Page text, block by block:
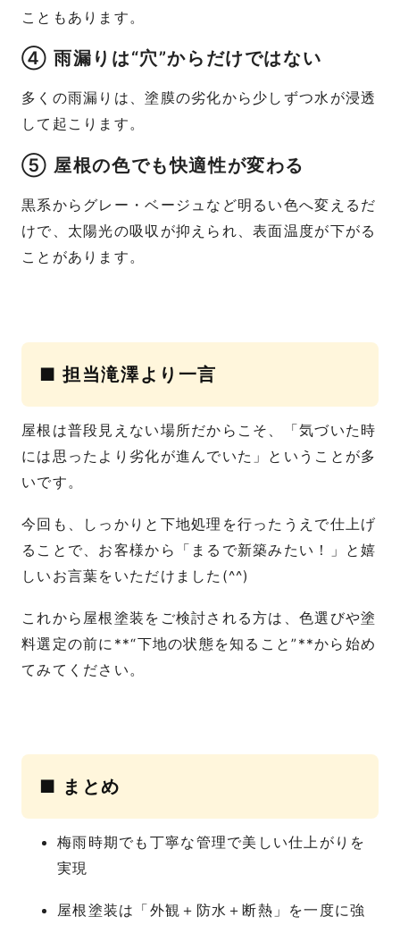
こともあります。
④ 雨漏りは“穴”からだけではない
多くの雨漏りは、塗膜の劣化から少しずつ水が浸透
して起こります。
⑤ 屋根の色でも快適性が変わる
黒系からグレー・ベージュなど明るい色へ変えるだ
けで、太陽光の吸収が抑えられ、表面温度が下がる
ことがあります。
■ 担当滝澤より一言
屋根は普段見えない場所だからこそ、「気づいた時
には思ったより劣化が進んでいた」ということが多
いです。
今回も、しっかりと下地処理を行ったうえで仕上げ
ることで、お客様から「まるで新築みたい！」と嬉
しいお言葉をいただけました(^^)
これから屋根塗装をご検討される方は、色選びや塗
料選定の前に**“下地の状態を知ること”**から始め
てみてください。
■ まとめ
梅雨時期でも丁寧な管理で美しい仕上がりを
実現
屋根塗装は「外観＋防水＋断熱」を一度に強